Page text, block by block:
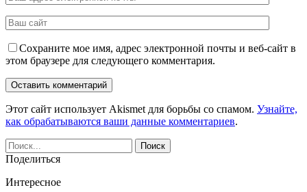
Сохраните мое имя, адрес электронной почты и веб-сайт в
этом браузере для следующего комментария.
Этот сайт использует Akismet для борьбы со спамом. Узнайте,
как обрабатываются ваши данные комментариев.
Поделиться
Интересное